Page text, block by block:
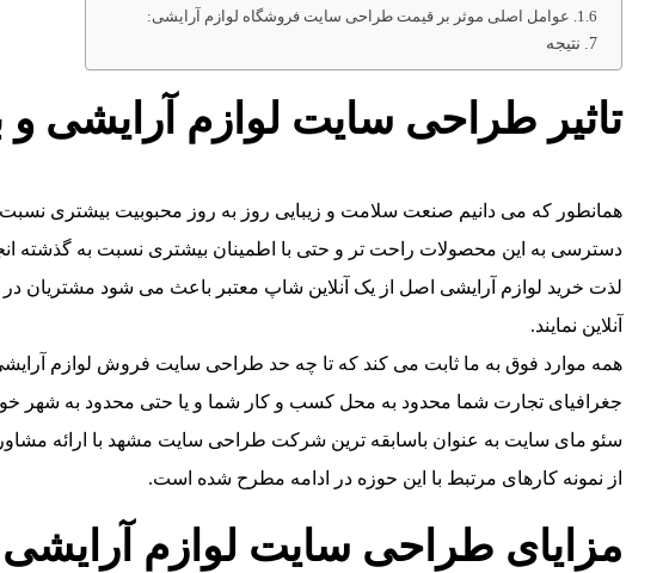
عوامل اصلی موثر بر قیمت طراحی سایت فروشگاه لوازم آرایشی:
نتیجه
تاثیر طراحی سایت لوازم آرایشی
همانطور که می دانیم صنعت سلامت و زیبایی روز به روز محبوبیت بیشتری نسبت
دسترسی به این محصولات راحت تر و حتی با اطمینان بیشتری نسبت به گذشته
لذت خرید لوازم آرایشی اصل از یک آنلاین شاپ معتبر باعث می شود مشتریان
آنلاین نمایند.
همه موارد فوق به ما ثابت می کند که تا چه حد طراحی سایت فروش لوازم
جغرافیای تجارت شما محدود به محل کسب و کار شما و یا حتی محدود به شهر
سئو مای سایت به عنوان باسابقه ترین شرکت طراحی سایت مشهد با ارائه
از نمونه کارهای مرتبط با این حوزه در ادامه مطرح شده است.
مزایای طراحی سایت لوازم